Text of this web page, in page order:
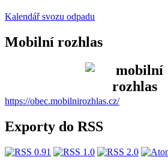
Kalendář svozu odpadu
Mobilní rozhlas
https://obec.mobilnirozhlas.cz/
Exporty do RSS